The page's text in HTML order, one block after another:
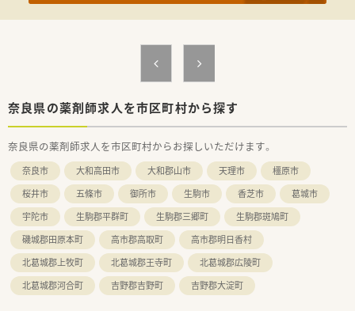
れながら、1,200品目の医薬品の適切な管理を行います。
■投薬時に簡単なメモを残しておけば、その後は医療事務スタッ
■近隣エリアに多数の姉妹店がドミナント展開されているため
応援体制が非常に強く、急なお休みも快くフォローし合えます。
全員を「さん」で呼び合う非常にフラットで温かい雰囲気です。
奈良県の薬剤師求人を市区町村から探す
奈良県の薬剤師求人を市区町村からお探しいただけます。
奈良市 大和高田市 大和郡山市 天理市
橿原市
桜井市
五條市 御所市 生駒市 香芝市
葛城市
宇陀市
生駒郡平群町 生駒郡三郷町
生駒郡斑鳩町
磯城郡田原本町
高市郡高取町
高市郡明日香村
北葛城郡上牧町
北葛城郡王寺町
北葛城郡広陵町
北葛城郡河合町
吉野郡吉野町 吉野郡大淀町